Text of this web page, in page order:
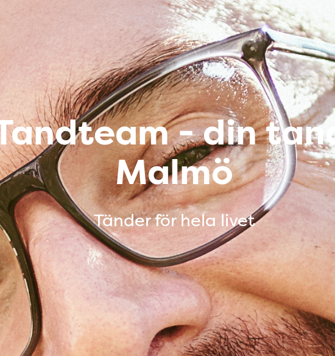
- din
Malmö
Tänder för hela livet